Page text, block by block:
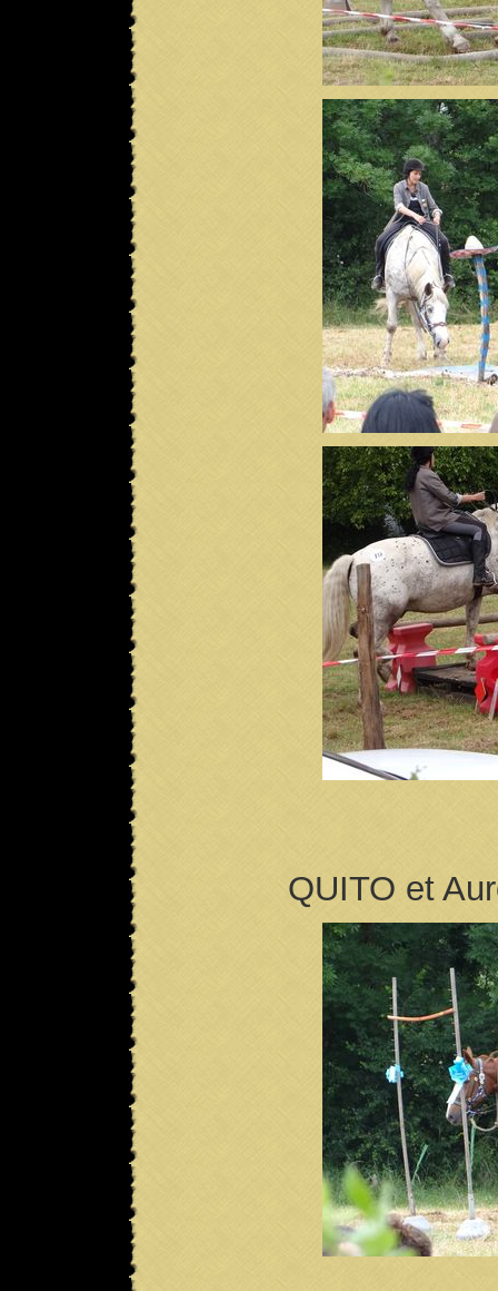
QUITO et